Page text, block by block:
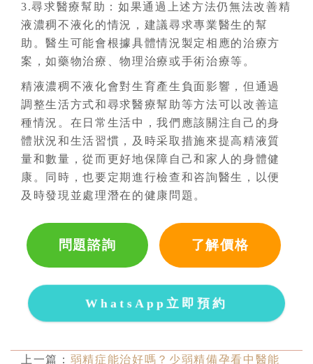
3.尋求醫療幫助：如果通過上述方法仍無法改善精
液濃稠不液化的情況，建議尋求專業醫生的幫
助。醫生可能會根據具體情況製定相應的治療方
案，如藥物治療、物理治療或手術治療等。
精液濃稠不液化會對生育產生負面影響，但通過
調整生活方式和尋求醫療幫助等方法可以改善這
種情況。在日常生活中，我們應該關注自己的身
體狀況和生活習慣，及時采取措施來提高精液質
量和數量，從而更好地保障自己和家人的身體健
康。同時，也要定期進行檢查和咨詢醫生，以便
及時發現並處理潛在的健康問題。
問題諮詢 了解價格
WhatsApp立即預約
上一篇： 弱精症能治好嗎？少弱精備孕看中醫能